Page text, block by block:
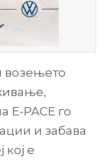
возењето
E-PACE го
и забава
е